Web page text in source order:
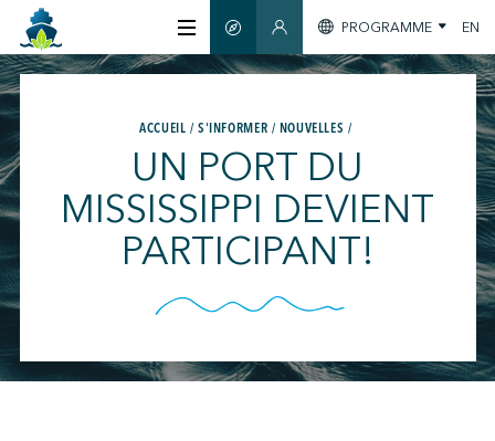
À PROPOS
CERTIFICATION
MEMBRES
GREENTECH
GUIDE INTELLIGENT
SECTION MEMBRES
PROGRAMME EN
ACCUEIL S'INFORMER NOUVELLES
UN PORT DU
MISSISSIPPI DEVIENT
PARTICIPANT!